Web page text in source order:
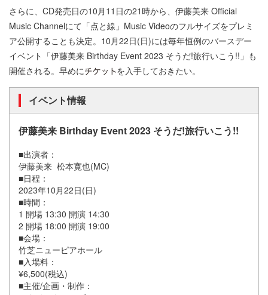
さらに、CD発売日の10月11日の21時から、伊藤美来 Official
Music Channelにて「点と線」Music Videoのフルサイズをプレミ
ア公開することも決定。10月22日(日)には毎年恒例のバースデー
イベント「伊藤美来 Birthday Event 2023 そうだ!旅行いこう!!」も
開催される。早めに
を入手しておきたい。
イベント情報
伊藤美来 Birthday Event 2023 そうだ!旅行いこう!!
■出演者：
伊藤美来 松本寛也(MC)
■日程：
2023年10月22日(日)
■時間：
1 開場 13:30 開演 14:30
2 開場 18:00 開演 19:00
■会場：
竹芝ニューピアホール
■入場料：
¥6,500(税込)
■主催/企画・制作：